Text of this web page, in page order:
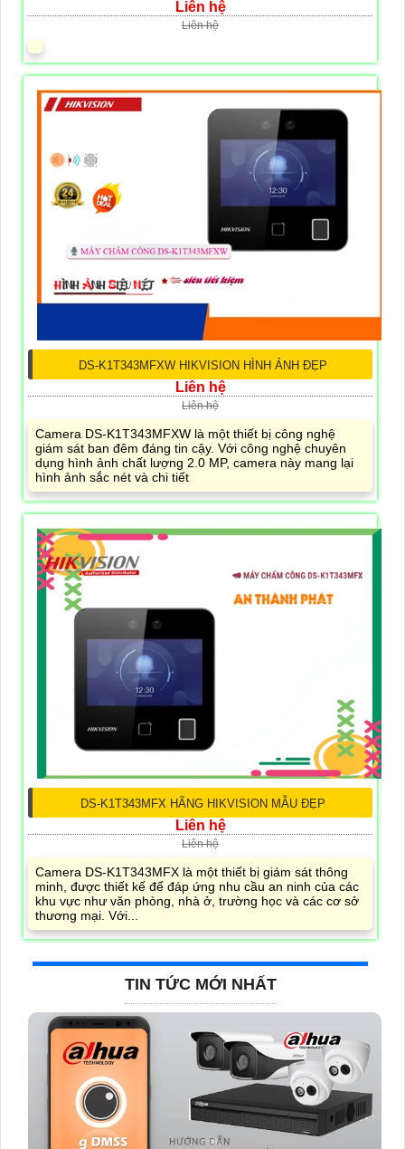
Liên hệ
Liên hệ
DS-K1T343MFXW HIKVISION HÌNH ẢNH ĐẸP
Liên hệ
Liên hệ
Camera DS-K1T343MFXW là một thiết bị công nghệ
giám sát ban đêm đáng tin cậy. Với công nghệ chuyên
dụng hình ảnh chất lượng 2.0 MP, camera này mang lại
hình ảnh sắc nét và chi tiết
DS-K1T343MFX HÃNG HIKVISION MẪU ĐẸP
Liên hệ
Liên hệ
Camera DS-K1T343MFX là một thiết bị giám sát thông
minh, được thiết kế để đáp ứng nhu cầu an ninh của các
khu vực như văn phòng, nhà ở, trường học và các cơ sở
thương mại. Với...
TIN TỨC MỚI NHẤT